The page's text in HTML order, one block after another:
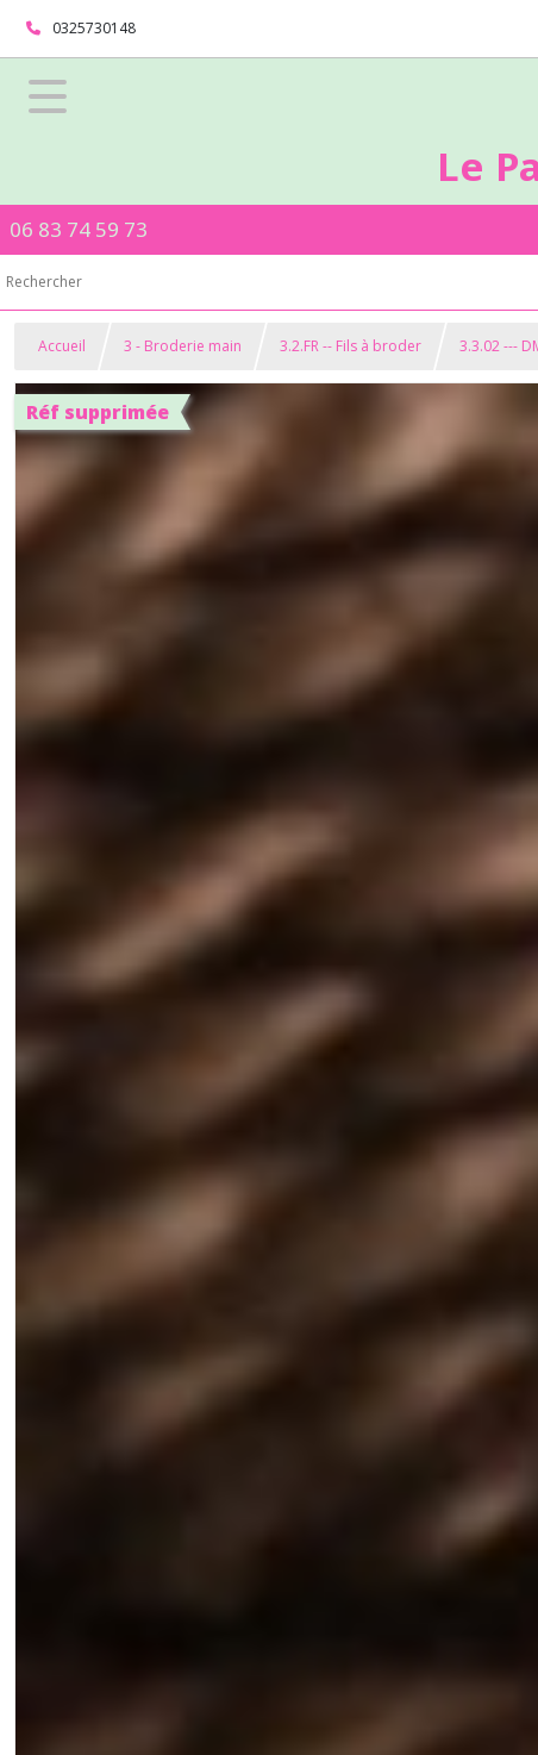
0325730148
Le
06 83 74 59 73
Accueil 3 - Broderie main 3.2.FR -- Fils à broder 3.3.02 ---
Réf supprimée